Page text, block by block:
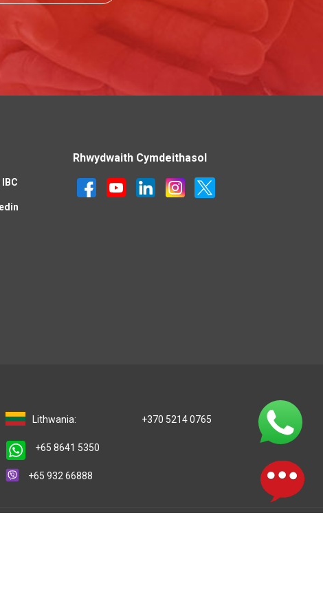
Rhwydwaith Cymdeithasol
Lithwania: +370 5214 0765
+65 8641 5350
+65 932 66888